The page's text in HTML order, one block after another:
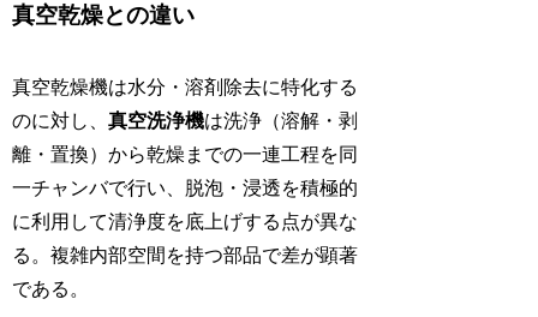
真空乾燥との違い
真空乾燥機は水分・溶剤除去に特化する
のに対し、真空洗浄機は洗浄（溶解・剥
離・置換）から乾燥までの一連工程を同
一チャンバで行い、脱泡・浸透を積極的
に利用して清浄度を底上げする点が異な
る。複雑内部空間を持つ部品で差が顕著
である。